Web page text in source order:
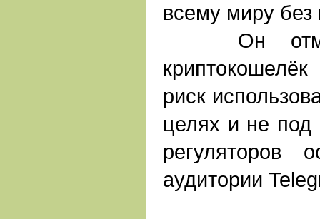
всему миру без
Он
риск
целях и не под
регуляторов
аудитории